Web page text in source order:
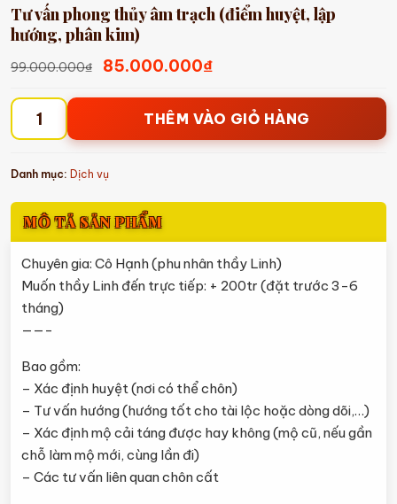
Tư vấn phong thủy âm trạch (điểm huyệt, lập
hướng, phân kim)
99.000.000₫
Giá
99.000.000₫.
85.000.000₫Giá
tại
là:
Tư
phong
âm
trạch
(điểm
huyệt,
lập
hướng,
kim)
số
lượng
THÊM VÀO GIỎ HÀNG
Danh mục: Dịch vụ
MÔ TẢ SẢN PHẨM
Chuyên gia: Cô Hạnh (phu nhân thầy Linh)
Muốn thầy Linh đến trực tiếp: + 200tr (đặt trước 3-6
tháng)
——-
Bao gồm:
– Xác định huyệt (nơi có thể chôn)
– Tư vấn hướng (hướng tốt cho tài lộc hoặc dòng dõi,…)
– Xác định mộ cải táng được hay không (mộ cũ, nếu gần
chỗ làm mộ mới, cùng lần đi)
– Các tư vấn liên quan chôn cất